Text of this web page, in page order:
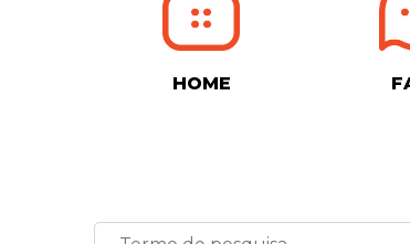
HOME